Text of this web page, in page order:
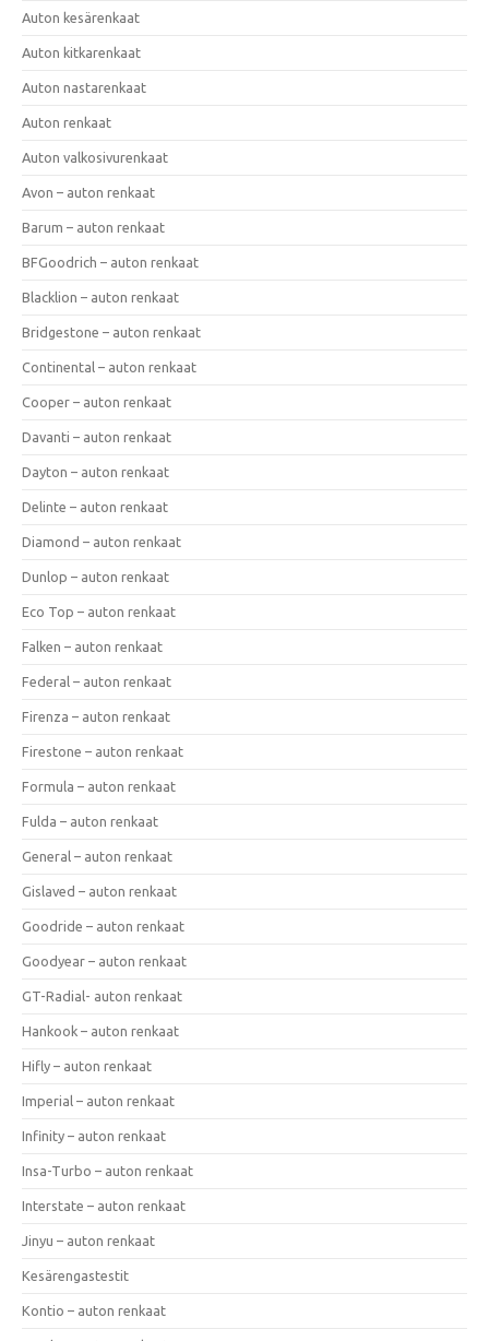
Auton kesärenkaat
Auton kitkarenkaat
Auton nastarenkaat
Auton renkaat
Auton valkosivurenkaat
Avon – auton renkaat
Barum – auton renkaat
BFGoodrich – auton renkaat
Blacklion – auton renkaat
Bridgestone – auton renkaat
Continental – auton renkaat
Cooper – auton renkaat
Davanti – auton renkaat
Dayton – auton renkaat
Delinte – auton renkaat
Diamond – auton renkaat
Dunlop – auton renkaat
Eco Top – auton renkaat
Falken – auton renkaat
Federal – auton renkaat
Firenza – auton renkaat
Firestone – auton renkaat
Formula – auton renkaat
Fulda – auton renkaat
General – auton renkaat
Gislaved – auton renkaat
Goodride – auton renkaat
Goodyear – auton renkaat
GT-Radial- auton renkaat
Hankook – auton renkaat
Hifly – auton renkaat
Imperial – auton renkaat
Infinity – auton renkaat
Insa-Turbo – auton renkaat
Interstate – auton renkaat
Jinyu – auton renkaat
Kesärengastestit
Kontio – auton renkaat